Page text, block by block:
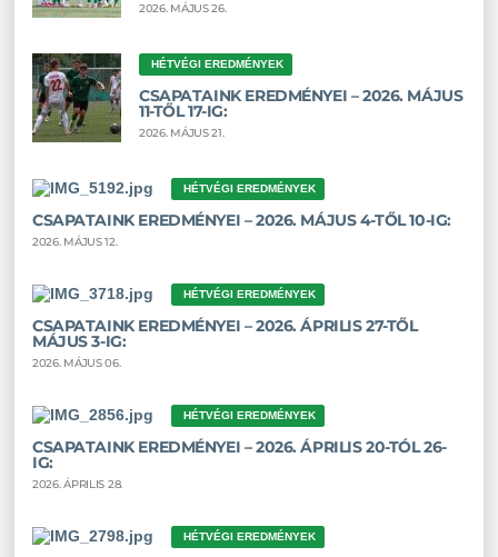
2026. MÁJUS 26.
HÉTVÉGI EREDMÉNYEK
CSAPATAINK EREDMÉNYEI – 2026. MÁJUS
11-TŐL 17-IG:
2026. MÁJUS 21.
HÉTVÉGI EREDMÉNYEK
CSAPATAINK EREDMÉNYEI – 2026. MÁJUS 4-TŐL 10-IG:
2026. MÁJUS 12.
HÉTVÉGI EREDMÉNYEK
CSAPATAINK EREDMÉNYEI – 2026. ÁPRILIS 27-TŐL
MÁJUS 3-IG:
2026. MÁJUS 06.
HÉTVÉGI EREDMÉNYEK
CSAPATAINK EREDMÉNYEI – 2026. ÁPRILIS 20-TÓL 26-
IG:
2026. ÁPRILIS 28.
HÉTVÉGI EREDMÉNYEK